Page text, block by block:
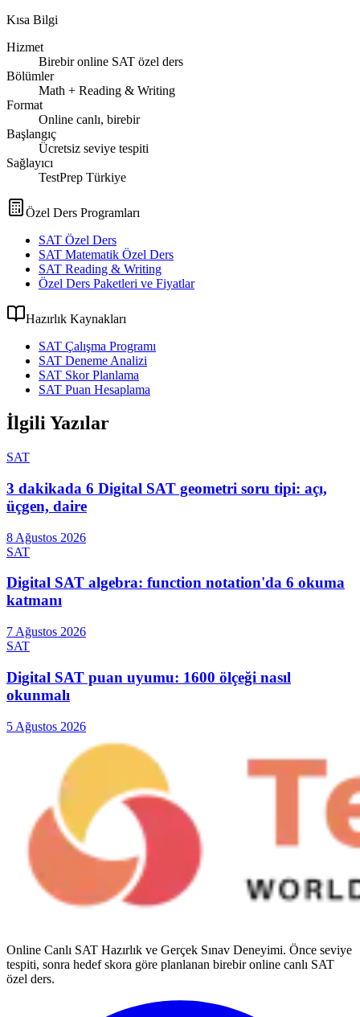
Kısa Bilgi
Hizmet
Birebir online SAT özel ders
Bölümler
Math + Reading & Writing
Format
Online canlı, birebir
Başlangıç
Ücretsiz seviye tespiti
Sağlayıcı
TestPrep Türkiye
Özel Ders Programları
SAT Özel Ders
SAT Matematik Özel Ders
SAT Reading & Writing
Özel Ders Paketleri ve Fiyatlar
Hazırlık Kaynakları
SAT Çalışma Programı
SAT Deneme Analizi
SAT Skor Planlama
SAT Puan Hesaplama
İlgili Yazılar
SAT
3 dakikada 6 Digital SAT geometri soru tipi: açı,
üçgen, daire
8 Ağustos 2026
SAT
Digital SAT algebra: function notation'da 6 okuma
katmanı
7 Ağustos 2026
SAT
Digital SAT puan uyumu: 1600 ölçeği nasıl
okunmalı
5 Ağustos 2026
Online Canlı SAT Hazırlık ve Gerçek Sınav Deneyimi. Önce seviye
tespiti, sonra hedef skora göre planlanan birebir online canlı SAT
özel ders.